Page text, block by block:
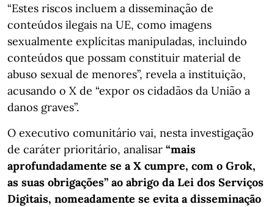
“Estes riscos incluem a disseminação de
conteúdos ilegais na UE, como imagens
sexualmente explícitas manipuladas, incluindo
conteúdos que possam constituir material de
abuso sexual de menores”, revela a instituição,
acusando o X de “expor os cidadãos da União a
danos graves”.
O executivo comunitário vai, nesta investigação
de caráter prioritário, analisar “mais
aprofundadamente se a X cumpre, com o Grok,
as suas obrigações” ao abrigo da Lei dos Serviços
Digitais, nomeadamente se evita a disseminação